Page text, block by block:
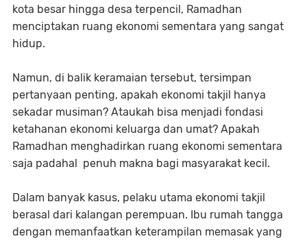
kota besar hingga desa terpencil, Ramadhan
menciptakan ruang ekonomi sementara yang sangat
hidup.
Namun, di balik keramaian tersebut, tersimpan
pertanyaan penting, apakah ekonomi takjil hanya
sekadar musiman? Ataukah bisa menjadi fondasi
ketahanan ekonomi keluarga dan umat? Apakah
Ramadhan menghadirkan ruang ekonomi sementara
saja padahal penuh makna bagi masyarakat kecil.
Dalam banyak kasus, pelaku utama ekonomi takjil
berasal dari kalangan perempuan. Ibu rumah tangga
dengan memanfaatkan keterampilan memasak yang